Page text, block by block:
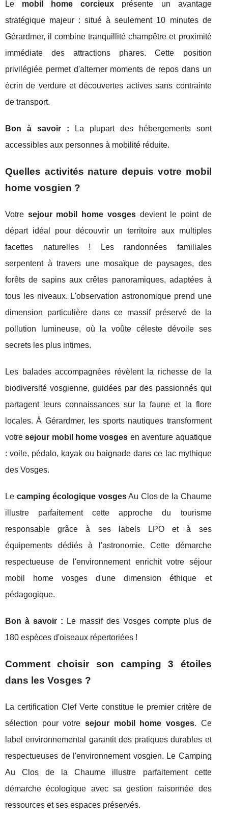
Le mobil home corcieux présente un avantage
stratégique majeur : situé à seulement 10 minutes de
Gérardmer, il combine tranquillité champêtre et proximité
immédiate des attractions phares. Cette position
privilégiée permet d'alterner moments de repos dans un
écrin de verdure et découvertes actives sans contrainte
de transport.
Bon à savoir : La plupart des hébergements sont
accessibles aux personnes à mobilité réduite.
Quelles activités nature depuis votre mobil
home vosgien ?
Votre sejour mobil home vosgesdevient le point de
départ idéal pour découvrir un territoire aux multiples
facettes naturelles ! Les randonnées familiales
serpentent à travers une mosaïque de paysages, des
forêts de sapins aux crêtes panoramiques, adaptées à
tous les niveaux. L'observation astronomique prend une
dimension particulière dans ce massif préservé de la
pollution lumineuse, où la voûte céleste dévoile ses
secrets les plus intimes.
Les balades accompagnées révèlent la richesse de la
biodiversité vosgienne, guidées par des passionnés qui
partagent leurs connaissances sur la faune et la flore
locales. À Gérardmer, les sports nautiques transforment
votresejour mobil home vosges en aventure aquatique
: voile, pédalo, kayak ou baignade dans ce lac mythique
des Vosges.
Le camping écologique vosgesAu Clos de la Chaume
illustre parfaitement cette approche du tourisme
responsable grâce à ses labels LPO et à ses
équipements dédiés à l'astronomie. Cette démarche
respectueuse de l'environnement enrichit votre séjour
mobil home vosges d'une dimension éthique et
pédagogique.
Bon à savoir : Le massif des Vosges compte plus de
180 espèces d'oiseaux répertoriées !
Comment choisir son camping 3 étoiles
dans les Vosges ?
La certification Clef Verte constitue le premier critère de
sélection pour votre sejour mobil home vosges. Ce
label environnemental garantit des pratiques durables et
respectueuses de l'environnement vosgien. Le Camping
Au Clos de la Chaume illustre parfaitement cette
démarche écologique avec sa gestion raisonnée des
ressources et ses espaces préservés.